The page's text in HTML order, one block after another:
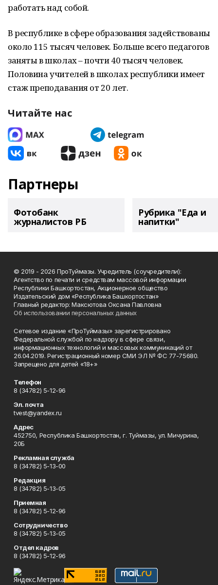
работать над собой.
В республике в сфере образования задействованы
около 115 тысяч человек. Больше всего педагогов
заняты в школах – почти 40 тысяч человек.
Половина учителей в школах республики имеет
стаж преподавания от 20 лет.
Читайте нас
Партнеры
Фотобанк
журналистов РБ
Рубрика "Еда и
напитки"
© 2019 - 2026 ПроТуймазы. Учредитель (соучредители):
Агентство по печати и средствам массовой информации
Республики Башкортостан, Акционерное общество
Издательский дом «Республика Башкортостан»
Главный редактор: Максютова Оксана Павловна
Об использовании персональных данных
Сетевое издание «ПроТуймазы» зарегистрировано
Федеральной службой по надзору в сфере связи,
информационных технологий и массовых коммуникаций от
26.04.2019. Регистрационный номер СМИ ЭЛ № ФС 77-75680.
Запрещено для детей «18+»
Телефон
8 (34782) 5-12-96
Эл. почта
tvest@yandex.ru
Адрес
452750, Республика Башкортостан, г. Туймазы, ул. Мичурина,
20Б
Рекламная служба
8 (34782) 5-13-00
Редакция
8 (34782) 5-13-05
Приемная
8 (34782) 5-12-96
Сотрудничество
8 (34782) 5-13-05
Отдел кадров
8 (34782) 5-12-96